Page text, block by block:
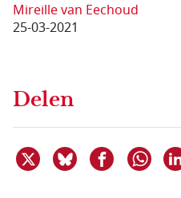
Mireille van Eechoud
25-03-2021
Delen
Deel dit item op X
Deel dit item
Deel dit
Delen